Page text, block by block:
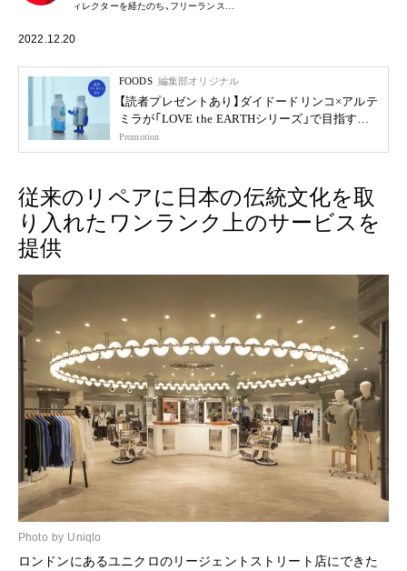
ィレクターを経たのち、フリーランス…
2022.12.20
FOODS 編集部オリジナル
【読者プレゼントあり】ダイドードリンコ×アルテ
ミラが「LOVE the EARTHシリーズ」で目指す未
来
Promotion
従来のリペアに日本の伝統文化を取
り入れたワンランク上のサービスを
提供
Photo by Uniqlo
ロンドンにあるユニクロのリージェントストリート店にできた